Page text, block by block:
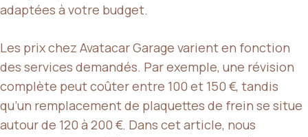
adaptées à votre budget.
Les prix chez Avatacar Garage varient en fonction
des services demandés. Par exemple, une révision
complète peut coûter entre 100 et 150 €, tandis
qu’un remplacement de plaquettes de frein se situe
autour de 120 à 200 €. Dans cet article, nous